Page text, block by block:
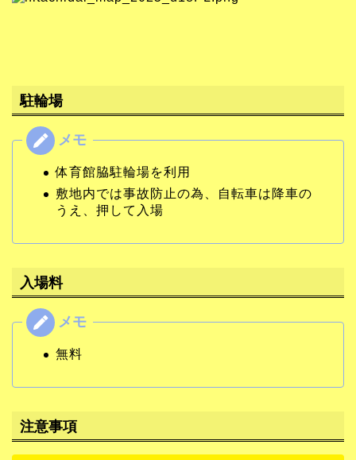
駐輪場
体育館脇駐輪場を利用
敷地内では事故防止の為、自転車は降車の
うえ、押して入場
入場料
無料
注意事項